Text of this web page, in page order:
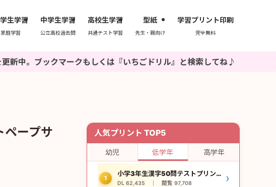
生学習
家庭学習
中学生学習
公立高校過去問
高校生学習
共通テスト学習
型紙
先生・親向け
学習プリント印刷
完全無料
ークもしくは『いちごドリル』と検索してね♪
ペープサ
人気プリント TOP5
幼児 低学年 高学年
1
小学3年生漢字50問テストプリント
DL 62,435 ｜ 閲覧 97,708 ›